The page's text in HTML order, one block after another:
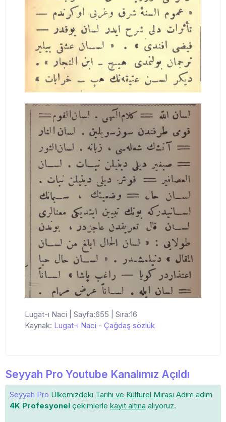
Lugat-ı Naci | Sayfa:655 | Sıra:16
Kaynak: Lugat-ı Naci - Çağdaş sözlük
Seyyah Pro Youtube Kanalımız Açıldı
Seyyah Pro Ülkemizdeki Tarihi ve Kültürel Mirası Adım adım
4K Profesyonel çekimlerle kayıt altına alıyoruz.